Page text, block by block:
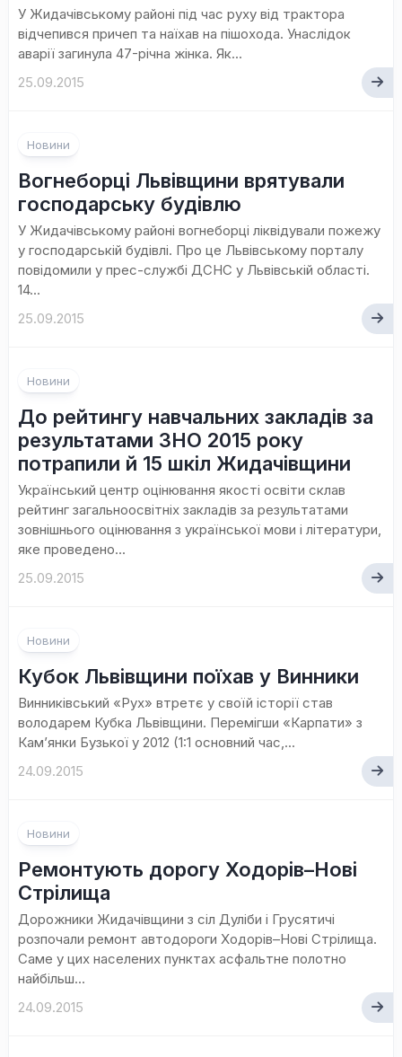
У Жидачівському районі під час руху від трактора
відчепився причеп та наїхав на пішохода. Унаслідок
аварії загинула 47-річна жінка. Як...
25.09.2015
Новини
Вогнеборці Львівщини врятували
господарську будівлю
У Жидачівському районі вогнеборці ліквідували пожежу
у господарській будівлі. Про це Львівському порталу
повідомили у прес-службі ДСНС у Львівській області.
14...
25.09.2015
Новини
До рейтингу навчальних закладів за
результатами ЗНО 2015 року
потрапили й 15 шкіл Жидачівщини
Український центр оцінювання якості освіти склав
рейтинг загальноосвітніх закладів за результатами
зовнішнього оцінювання з української мови і літератури,
яке проведено...
25.09.2015
Новини
Кубок Львівщини поїхав у Винники
Винниківський «Рух» втретє у своїй історії став
володарем Кубка Львівщини. Перемігши «Карпати» з
Кам’янки Бузької у 2012 (1:1 основний час,...
24.09.2015
Новини
Ремонтують дорогу Ходорів–Нові
Стрілища
Дорожники Жидачівщини з сіл Дуліби і Грусятичі
розпочали ремонт автодороги Ходорів–Нові Стрілища.
Саме у цих населених пунктах асфальтне полотно
найбільш...
24.09.2015